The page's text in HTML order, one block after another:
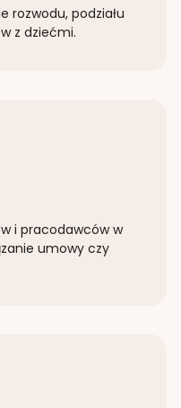
rozwodu, podziału
z dziećmi.
i pracodawców w
umowy czy